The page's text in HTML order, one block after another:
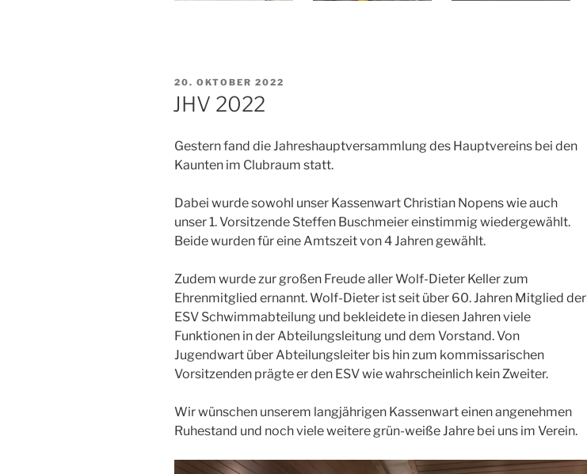
VERÖFFENTLICHT
AM
20. OKTOBER 2022
JHV 2022
Gestern fand die Jahreshauptversammlung des Hauptvereins bei den
Kaunten im Clubraum statt.
Dabei wurde sowohl unser Kassenwart Christian Nopens wie auch
unser 1. Vorsitzende Steffen Buschmeier einstimmig wiedergewählt.
Beide wurden für eine Amtszeit von 4 Jahren gewählt.
Zudem wurde zur großen Freude aller Wolf-Dieter Keller zum
Ehrenmitglied ernannt. Wolf-Dieter ist seit über 60. Jahren Mitglied der
ESV Schwimmabteilung und bekleidete in diesen Jahren viele
Funktionen in der Abteilungsleitung und dem Vorstand. Von
Jugendwart über Abteilungsleiter bis hin zum kommissarischen
Vorsitzenden prägte er den ESV wie wahrscheinlich kein Zweiter.
Wir wünschen unserem langjährigen Kassenwart einen angenehmen
Ruhestand und noch viele weitere grün-weiße Jahre bei uns im Verein.